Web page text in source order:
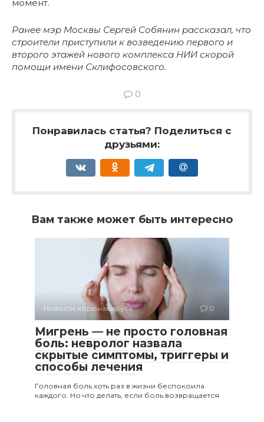
момент.
Ранее мэр Москвы Сергей Собянин рассказал, что
строители приступили к возведению первого и
второго этажей нового комплекса НИИ скорой
помощи имени Склифосовского.
0
Понравилась статья? Поделиться с
друзьями:
Вам также может быть интересно
Новости коронавируса 0
Мигрень — не просто головная
боль: невролог назвала
скрытые симптомы, триггеры и
способы лечения
Головная боль хоть раз в жизни беспокоила
каждого. Но что делать, если боль возвращается